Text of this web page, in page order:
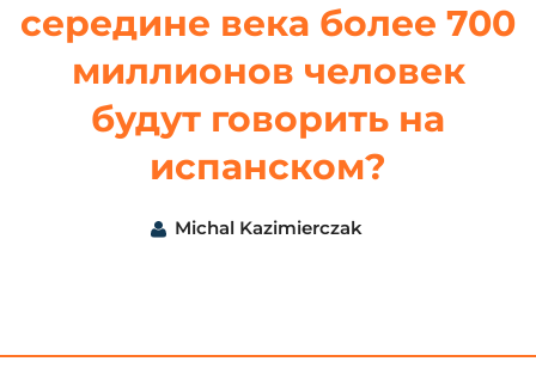
середине века более 700
миллионов человек
будут говорить на
испанском?
Michal Kazimierczak